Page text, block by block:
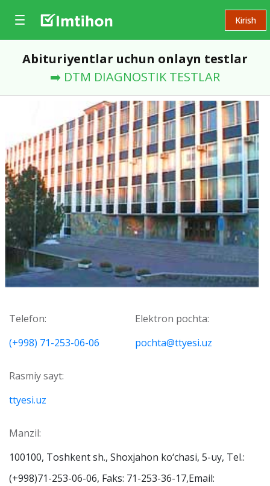
Kirish
Abituriyentlar uchun onlayn testlar
➡️ DTM DIAGNOSTIK TESTLAR
Telefon:
(+998) 71-253-06-06
Elektron pochta:
pochta@ttyesi.uz
Rasmiy sayt:
ttyesi.uz
Manzil:
100100, Toshkent sh., Shoxjahon ko‘chasi, 5-uy, Tel.:
(+998)71-253-06-06, Faks: 71-253-36-17,Email: